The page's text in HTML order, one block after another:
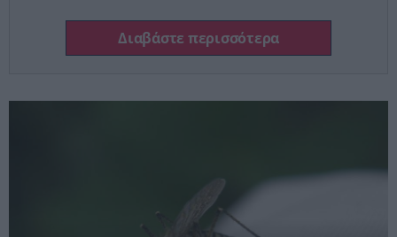
Διαβάστε περισσότερα